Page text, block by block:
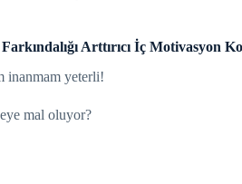
Arttırıcı İç Motivasyon
inanmam yeterli!
mal oluyor?